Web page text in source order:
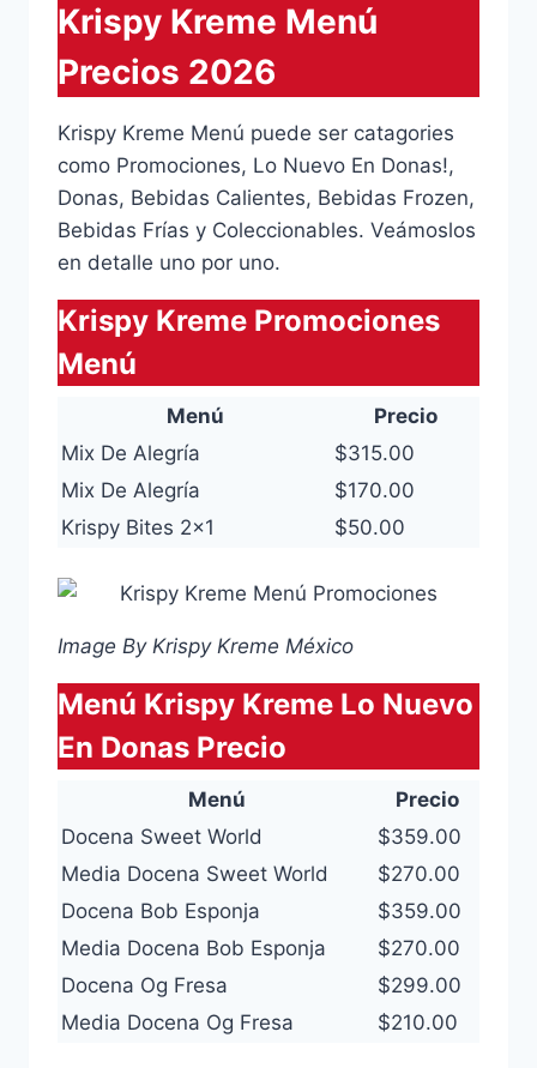
Krispy Kreme Menú
Precios 2026
Krispy Kreme Menú puede ser catagories
como Promociones, Lo Nuevo En Donas!,
Donas, Bebidas Calientes, Bebidas Frozen,
Bebidas Frías y Coleccionables. Veámoslos
en detalle uno por uno.
Krispy Kreme Promociones
Menú
Menú
Precio
Mix De Alegría
$315.00
Mix De Alegría
$170.00
Krispy Bites 2×1
$50.00
Image By Krispy Kreme México
Menú Krispy Kreme Lo Nuevo
En Donas Precio
Menú
Precio
Docena Sweet World
$359.00
Media Docena Sweet World
$270.00
Docena Bob Esponja
$359.00
Media Docena Bob Esponja
$270.00
Docena Og Fresa
$299.00
Media Docena Og Fresa
$210.00